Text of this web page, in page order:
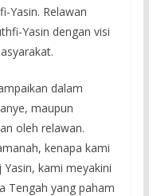
Yasin. Relawan
Yasin dengan visi
dalam
maupun
oleh relawan.
kenapa kami
kami meyakini
Tengah yang paham